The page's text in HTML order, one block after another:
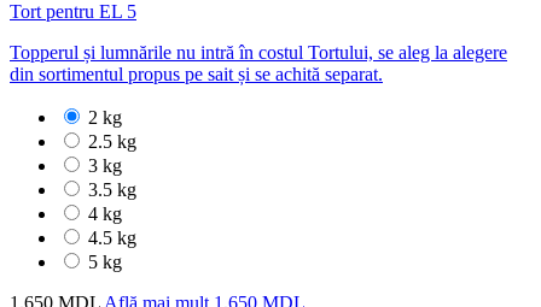
Tort pentru EL 5
Topperul și lumnările nu intră în costul Tortului, se aleg la alegere
din sortimentul propus pe sait și se achită separat.
2 kg
2.5 kg
3 kg
3.5 kg
4 kg
4.5 kg
5 kg